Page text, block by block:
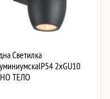
Светилка
2xGU10
ТЕЛО